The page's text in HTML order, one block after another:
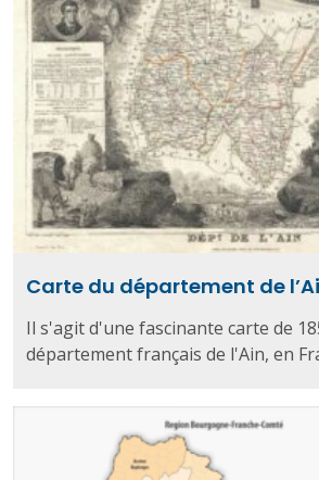
Carte du département de
Il s'agit d'une fascinante carte de
département français de l'Ain, en